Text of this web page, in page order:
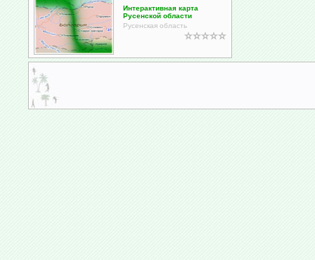
Интерактивная карта
Русенской области
Русенская область